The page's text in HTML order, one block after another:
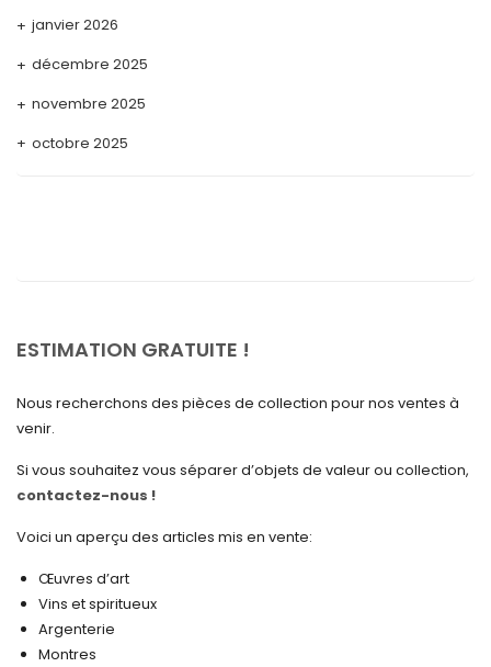
janvier 2026
décembre 2025
novembre 2025
octobre 2025
avril 2025
février 2025
décembre 2024
novembre 2024
octobre 2024
septembre 2024
août 2024
ESTIMATION GRATUITE !
Nous recherchons des pièces de collection pour nos ventes à
venir.
Si vous souhaitez vous séparer d’objets de valeur ou collection,
contactez-nous !
Voici un aperçu des articles mis en vente:
Œuvres d’art
Vins et spiritueux
Argenterie
Montres